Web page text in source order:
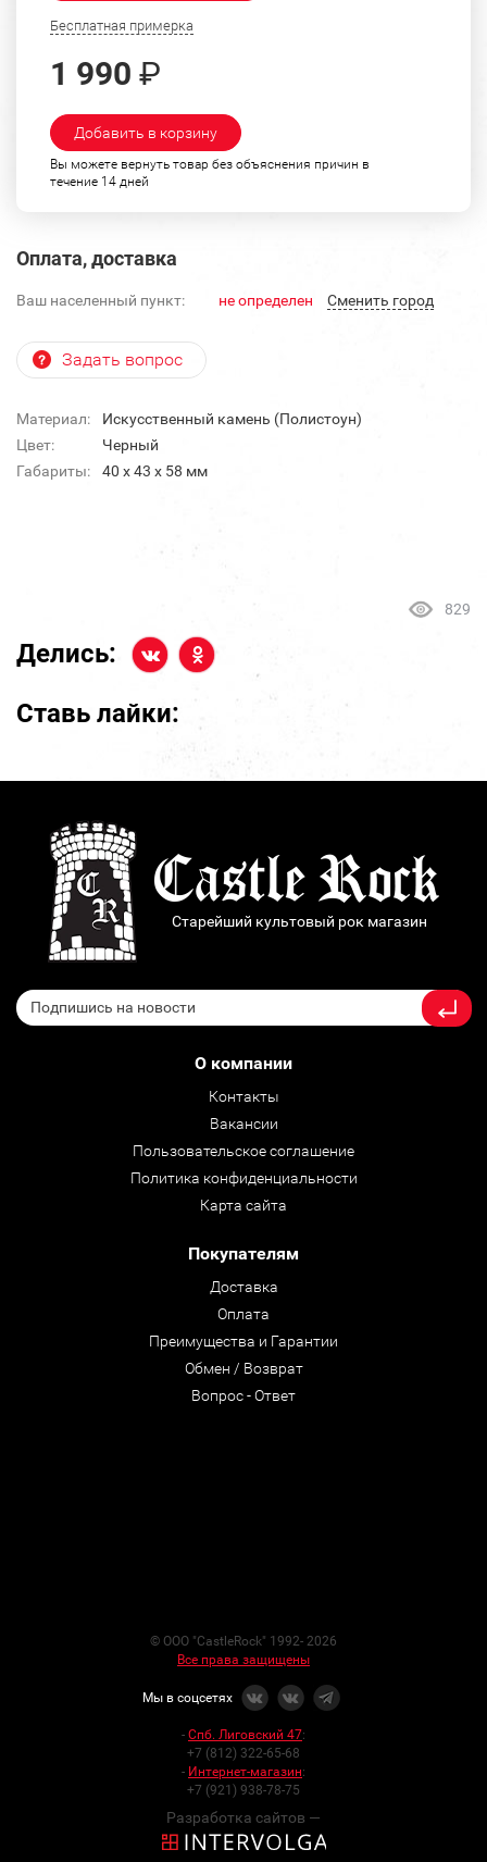
Бесплатная примерка
1 990 ₽
Добавить в корзину
Вы можете вернуть товар без объяснения причин в
течение 14 дней
Оплата, доставка
Ваш населенный пункт: не определен Cменить город
Задать вопрос
Материал:
Искусственный камень (Полистоун)
Цвет:
Черный
Габариты:
40 х 43 х 58 мм
829
Делись:
Ставь лайки:
Старейший культовый рок магазин
О компании
Контакты
Вакансии
Пользовательское соглашение
Политика конфиденциальности
Карта сайта
Покупателям
Доставка
Оплата
Преимущества и Гарантии
Обмен / Возврат
Вопрос - Ответ
© ООО "CastleRock" 1992- 2026
Все права защищены
Мы в соцсетях
- Спб. Лиговский 47:
+7 (812) 322-65-68
- Интернет-магазин:
+7 (921) 938-78-75
Разработка сайтов —